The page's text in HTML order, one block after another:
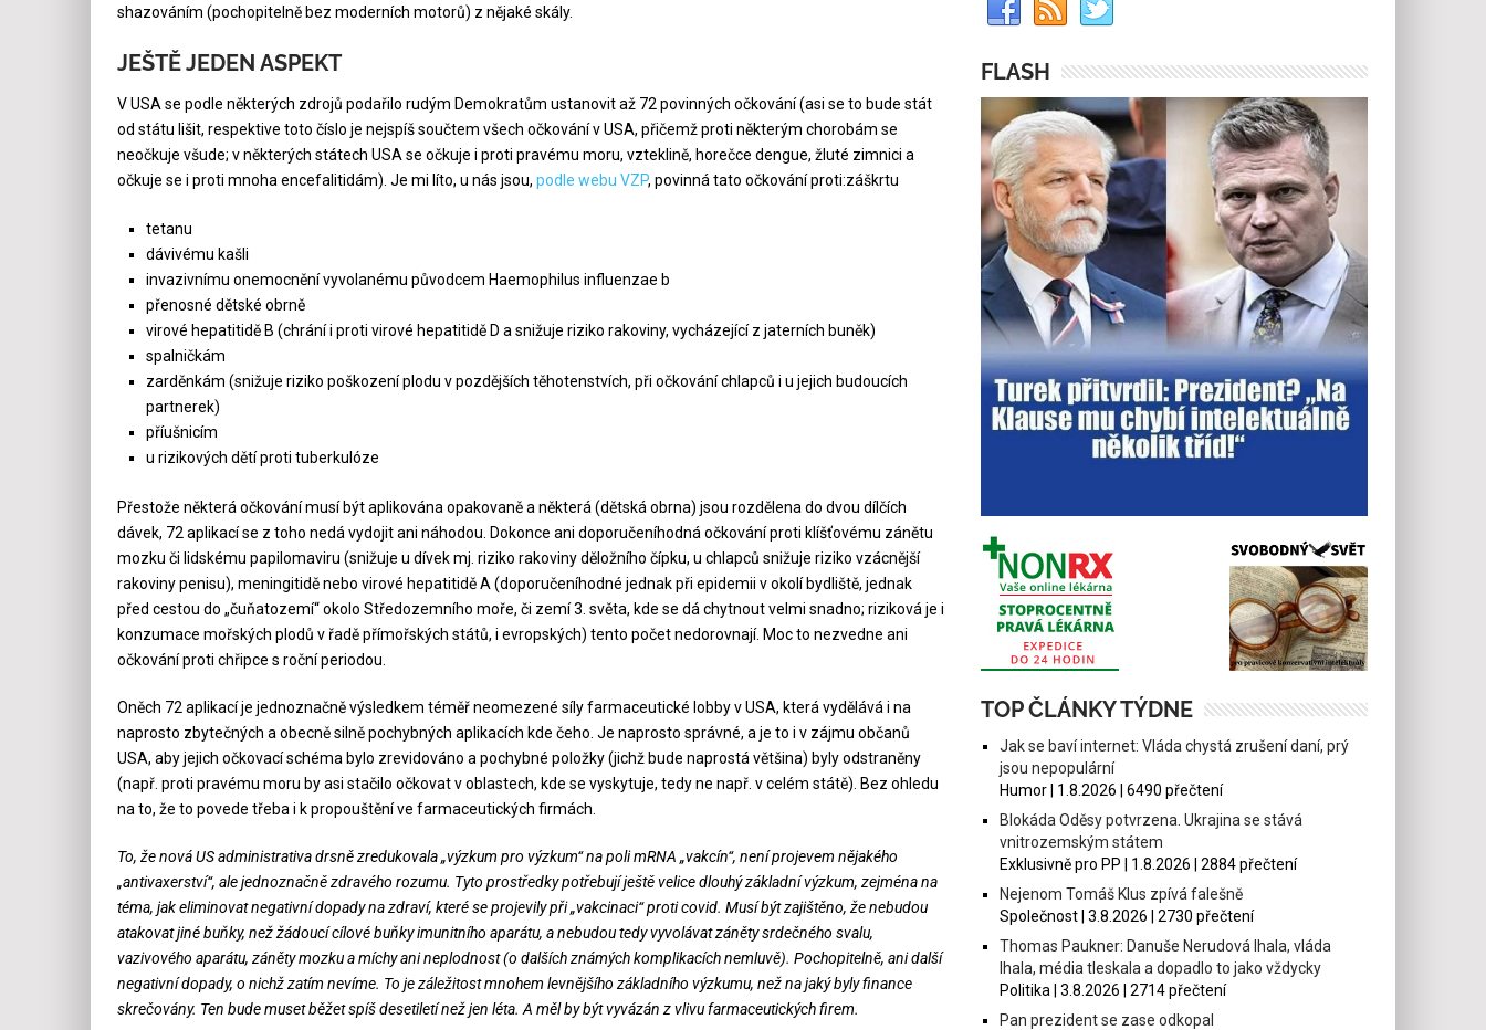
shazováním (pochopitelně bez moderních motorů) z nějaké skály.
JEŠTĚ JEDEN ASPEKT
V USA se podle některých zdrojů podařilo rudým Demokratům ustanovit až 72 povinných očkování (asi se to bude stát
od státu lišit, respektive toto číslo je nejspíš součtem všech očkování v USA, přičemž proti některým chorobám se
neočkuje všude; v některých státech USA se očkuje i proti pravému moru, vzteklině, horečce dengue, žluté zimnici a
očkuje se i proti mnoha encefalitidám). Je mi líto, u nás jsou, podle webu VZP, povinná tato očkování proti:záškrtu
tetanu
dávivému kašli
invazivnímu onemocnění vyvolanému původcem Haemophilus influenzae b
přenosné dětské obrně
virové hepatitidě B (chrání i proti virové hepatitidě D a snižuje riziko rakoviny, vycházející z jaterních buněk)
spalničkám
zarděnkám (snižuje riziko poškození plodu v pozdějších těhotenstvích, při očkování chlapců i u jejich budoucích
partnerek)
příušnicím
u rizikových dětí proti tuberkulóze
Přestože některá očkování musí být aplikována opakovaně a některá (dětská obrna) jsou rozdělena do dvou dílčích
dávek, 72 aplikací se z toho nedá vydojit ani náhodou. Dokonce ani doporučeníhodná očkování proti klíšťovému zánětu
mozku či lidskému papilomaviru (snižuje u dívek mj. riziko rakoviny děložního čípku, u chlapců snižuje riziko vzácnější
rakoviny penisu), meningitidě nebo virové hepatitidě A (doporučeníhodné jednak při epidemii v okolí bydliště, jednak
před cestou do „čuňatozemí“ okolo Středozemního moře, či zemí 3. světa, kde se dá chytnout velmi snadno; riziková je i
konzumace mořských plodů v řadě přímořských států, i evropských) tento počet nedorovnají. Moc to nezvedne ani
očkování proti chřipce s roční periodou.
Oněch 72 aplikací je jednoznačně výsledkem téměř neomezené síly farmaceutické lobby v USA, která vydělává i na
naprosto zbytečných a obecně silně pochybných aplikacích kde čeho. Je naprosto správné, a je to i v zájmu občanů
USA, aby jejich očkovací schéma bylo zrevidováno a pochybné položky (jichž bude naprostá většina) byly odstraněny
(např. proti pravému moru by asi stačilo očkovat v oblastech, kde se vyskytuje, tedy ne např. v celém státě). Bez ohledu
na to, že to povede třeba i k propouštění ve farmaceutických firmách.
To, že nová US administrativa drsně zredukovala „výzkum pro výzkum“ na poli mRNA „vakcín“, není projevem nějakého
„antivaxerství“, ale jednoznačně zdravého rozumu. Tyto prostředky potřebují ještě velice dlouhý základní výzkum, zejména na
téma, jak eliminovat negativní dopady na zdraví, které se projevily při „vakcinaci“ proti covid. Musí být zajištěno, že nebudou
atakovat jiné buňky, než žádoucí cílové buňky imunitního aparátu, a nebudou tedy vyvolávat záněty srdečného svalu,
vazivového aparátu, záněty mozku a míchy ani neplodnost (o dalších známých komplikacích nemluvě). Pochopitelně, ani další
negativní dopady, o nichž zatím nevíme. To je záležitost mnohem levnějšího základního výzkumu, než na jaký byly finance
skrečovány. Ten bude muset běžet spíš desetiletí než jen léta. A měl by být vyvázán z vlivu farmaceutických firem.
FLASH
TOP ČLÁNKY TÝDNE
Jak se baví internet: Vláda chystá zrušení daní, prý
jsou nepopulární
Humor | 1.8.2026 | 6490 přečtení
Blokáda Oděsy potvrzena. Ukrajina se stává
vnitrozemským státem
Exklusivně pro PP | 1.8.2026 | 2884 přečtení
Nejenom Tomáš Klus zpívá falešně
Společnost | 3.8.2026 | 2730 přečtení
Thomas Paukner: Danuše Nerudová lhala, vláda
lhala, média tleskala a dopadlo to jako vždycky
Politika | 3.8.2026 | 2714 přečtení
Pan prezident se zase odkopal